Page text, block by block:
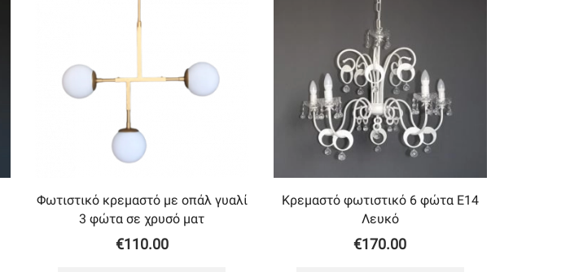
Φωτιστικό κρεμαστό με oπάλ γυαλί
3 φώτα σε χρυσό ματ
€110.00
Κρεμαστό φωτιστικό 6 φώτα Ε14
Λευκό
€170.00